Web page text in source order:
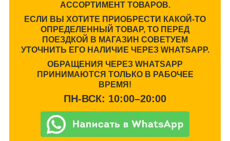
АССОРТИМЕНТ ТОВАРОВ.
ЕСЛИ ВЫ ХОТИТЕ ПРИОБРЕСТИ КАКОЙ-ТО
ОПРЕДЕЛЕННЫЙ ТОВАР, ТО ПЕРЕД
ПОЕЗДКОЙ В МАГАЗИН СОВЕТУЕМ
УТОЧНИТЬ ЕГО НАЛИЧИЕ ЧЕРЕЗ WHATSAPP.
ОБРАЩЕНИЯ ЧЕРЕЗ WHATSAPP
ПРИНИМАЮТСЯ ТОЛЬКО В РАБОЧЕЕ
ВРЕМЯ!
ПН-ВСК: 10:00–20:00